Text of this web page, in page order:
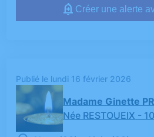
Créer une alerte
Publié le lundi 16 février 2026
Madame Ginette
Née RESTOUEIX -